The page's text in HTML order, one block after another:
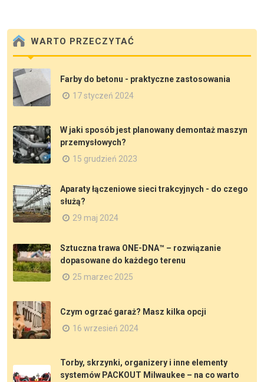
WARTO PRZECZYTAĆ
Farby do betonu - praktyczne zastosowania
17 styczeń 2024
W jaki sposób jest planowany demontaż maszyn
przemysłowych?
15 grudzień 2023
Aparaty łączeniowe sieci trakcyjnych - do czego
służą?
29 maj 2024
Sztuczna trawa ONE-DNA™ – rozwiązanie
dopasowane do każdego terenu
25 marzec 2025
Czym ogrzać garaż? Masz kilka opcji
16 wrzesień 2024
Torby, skrzynki, organizery i inne elementy
systemów PACKOUT Milwaukee – na co warto